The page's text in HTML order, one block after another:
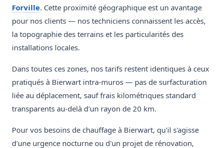
Forville. Cette proximité géographique est un avantage
pour nos clients — nos techniciens connaissent les accès,
la topographie des terrains et les particularités des
installations locales.
Dans toutes ces zones, nos tarifs restent identiques à ceux
pratiqués à Bierwart intra-muros — pas de surfacturation
liée au déplacement, sauf frais kilométriques standard
transparents au-delà d'un rayon de 20 km.
Pour vos besoins de chauffage à Bierwart, qu'il s'agisse
d'une urgence nocturne ou d'un projet de rénovation,